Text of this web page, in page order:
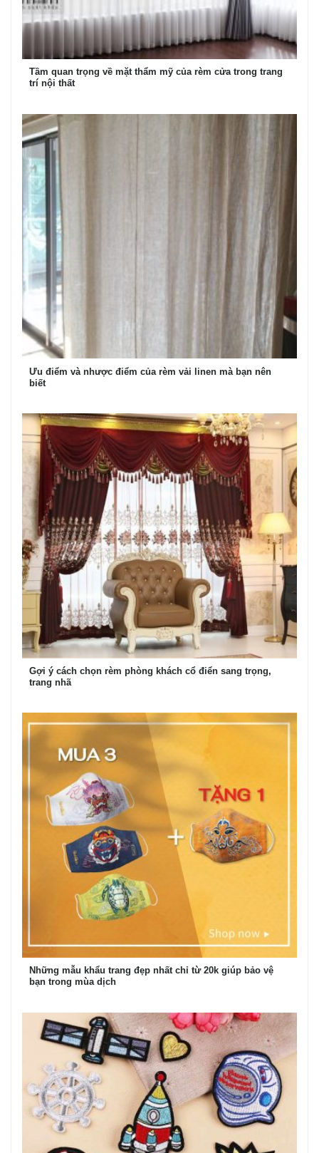
Tầm quan trọng về mặt thẩm mỹ của rèm cửa trong trang
trí nội thất
Ưu điểm và nhược điểm của rèm vải linen mà bạn nên
biết
Gợi ý cách chọn rèm phòng khách cổ điển sang trọng,
trang nhã
Những mẫu khẩu trang đẹp nhất chỉ từ 20k giúp bảo vệ
bạn trong mùa dịch